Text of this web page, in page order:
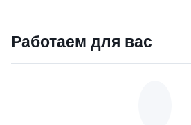
Работаем для вас